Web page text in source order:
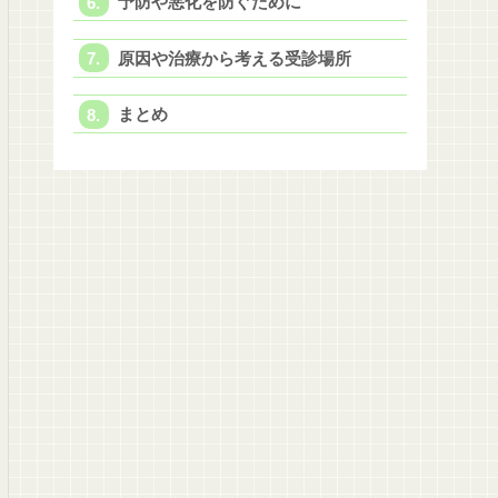
原因や治療から考える受診場所
まとめ